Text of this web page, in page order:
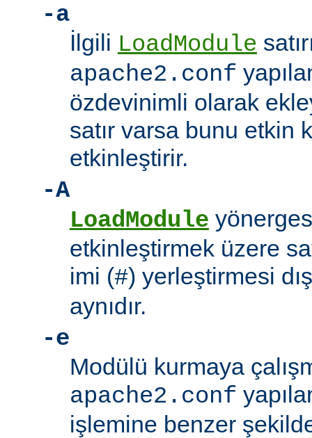
-a
İlgili LoadModule
apache2.conf
özdevinimli olarak
satır varsa bunu etkin
etkinleştirir.
-A
LoadModule
etkinleştirmek üzere
imi (#) yerleştirmesi
aynıdır.
-e
Modülü kurmaya
apache2.conf
işlemine benzer